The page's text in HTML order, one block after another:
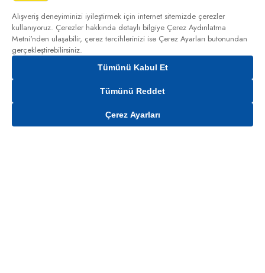
Sepete Ekle
Alışveriş deneyiminizi iyileştirmek için internet sitemizde çerezler
kullanıyoruz. Çerezler hakkında detaylı bilgiye Çerez Aydınlatma
Metni'nden ulaşabilir, çerez tercihlerinizi ise Çerez Ayarları butonundan
gerçekleştirebilirsiniz.
Tümünü Kabul Et
Tümünü Reddet
Çerez Ayarları